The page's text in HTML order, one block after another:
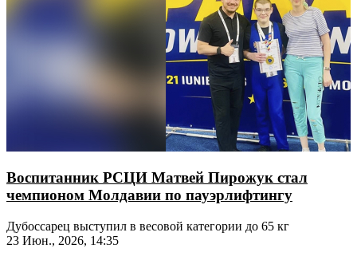
Воспитанник РСЦИ Матвей Пирожук стал
чемпионом Молдавии по пауэрлифтингу
Дубоссарец выступил в весовой категории до 65 кг
23 Июн., 2026, 14:35